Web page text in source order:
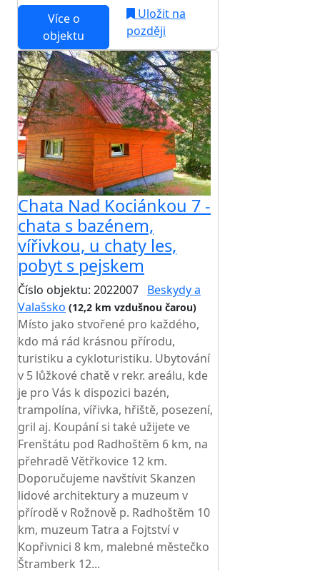
Více o
objektu
Uložit na
později
Chata Nad Kociánkou 7 -
chata s bazénem,
vířivkou, u chaty les,
pobyt s pejskem
Číslo objektu: 2022007 Beskydy a
Valašsko (12,2 km vzdušnou čarou)
Místo jako stvořené pro každého,
kdo má rád krásnou přírodu,
turistiku a cykloturistiku. Ubytování
v 5 lůžkové chatě v rekr. areálu, kde
je pro Vás k dispozici bazén,
trampolína, vířivka, hřiště, posezení,
gril aj. Koupání si také užijete ve
Frenštátu pod Radhoštěm 6 km, na
přehradě Větřkovice 12 km.
Doporučujeme navštívit Skanzen
lidové architektury a muzeum v
přírodě v Rožnově p. Radhoštěm 10
km, muzeum Tatra a Fojtství v
Kopřivnici 8 km, malebné městečko
Štramberk 12...